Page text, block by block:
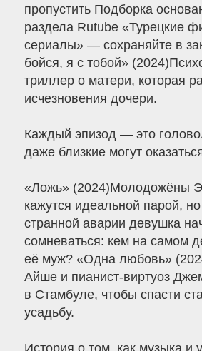
пропустить Подборка
раздела Rutube «Турецкие
сериалы» — сохраняйте в
бойся, я с тобой»
триллер о матери, которая
исчезновения дочери.
Каждый эпизод — это
даже близкие могут
«Ложь» (2024)Молодожёны
кажутся идеальной парой,
странной аварии девушка
сомневаться: кем на самом
её муж? «Одна любовь»
Айше и пианист-виртуоз
в Стамбуле, чтобы спасти
усадьбу.